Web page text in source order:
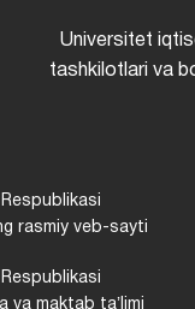
Universitet
tashkilotlari va
rasmiy veb-sayti
va maktab taʼlimi